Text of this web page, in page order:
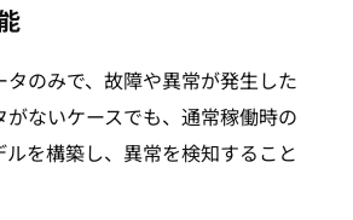
のみで、故障や異常が発生した
がないケースでも、通常稼働時の
を構築し、異常を検知すること